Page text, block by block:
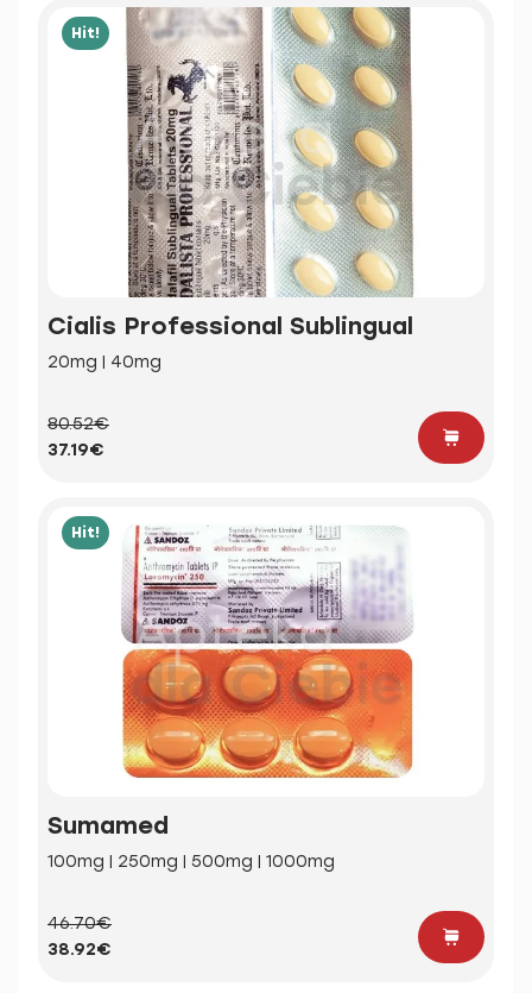
Hit!
Cialis Professional Sublingual
20mg | 40mg
80.52€
37.19€
Hit!
Sumamed
100mg | 250mg | 500mg | 1000mg
46.70€
38.92€